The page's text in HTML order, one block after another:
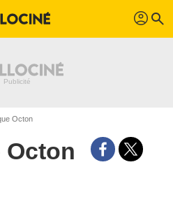
profil search
Octon
Octon